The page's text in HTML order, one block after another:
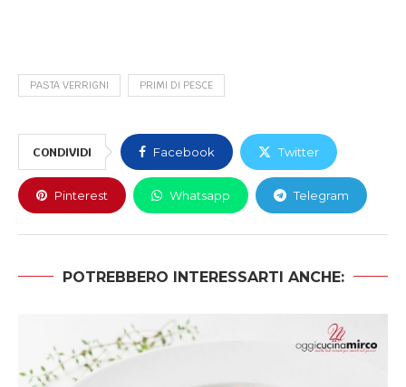
PASTA VERRIGNI PRIMI DI PESCE
CONDIVIDI Facebook Twitter
Pinterest Whatsapp Telegram
POTREBBERO INTERESSARTI ANCHE: